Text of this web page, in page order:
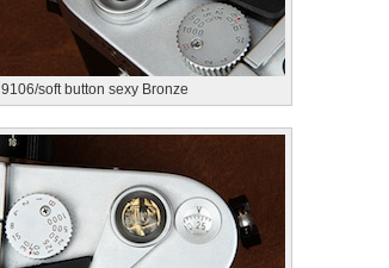
9106/soft button sexy Bronze